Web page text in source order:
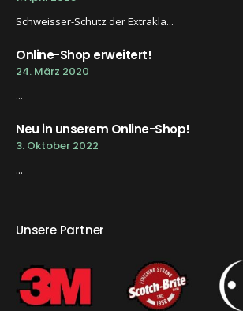
Schweisser-Schutz der Extrakla...
Online-Shop erweitert!
24. März 2020
...
Neu in unserem Online-Shop!
3. Oktober 2022
...
Unsere Partner